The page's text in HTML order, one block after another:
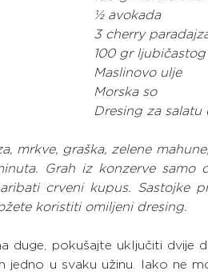
½ avokada
3 cherry
100 gr
Maslinovo ulje
Morska so
Dresing za
mrkve, graška, zelene
Grah iz konzerve samo
crveni kupus. Sastojke
koristiti omiljeni dresing.
duge, pokušajte uključiti dvije
u svaku užinu. Iako ne